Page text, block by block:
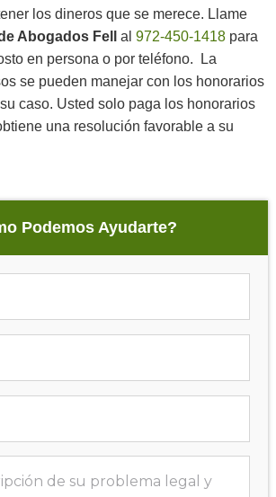
los dineros que se merece. Llame
Abogados Fell al 972-450-1418para
en persona o por teléfono. La
se pueden manejar con los honorarios
caso. Usted solo paga los honorarios
una resolución favorable a su
Podemos Ayudarte?